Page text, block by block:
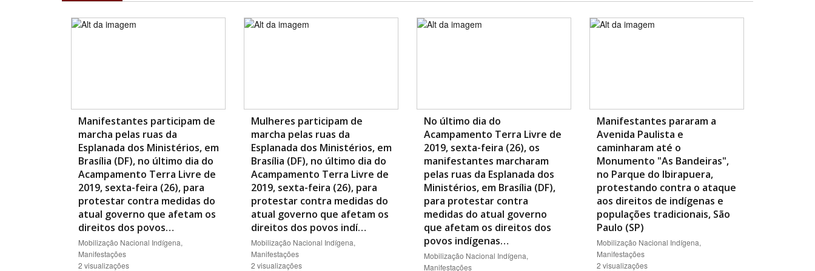
Manifestantes participam de
marcha pelas ruas da
Esplanada dos Ministérios, em
Brasília (DF), no último dia do
Acampamento Terra Livre de
2019, sexta-feira (26), para
protestar contra medidas do
atual governo que afetam os
direitos dos povos…
Mobilização Nacional Indígena,
Manifestações
2 visualizações
Mulheres participam de
marcha pelas ruas da
Esplanada dos Ministérios, em
Brasília (DF), no último dia do
Acampamento Terra Livre de
2019, sexta-feira (26), para
protestar contra medidas do
atual governo que afetam os
direitos dos povos indí…
Mobilização Nacional Indígena,
Manifestações
2 visualizações
No último dia do
Acampamento Terra Livre de
2019, sexta-feira (26), os
manifestantes marcharam
pelas ruas da Esplanada dos
Ministérios, em Brasília (DF),
para protestar contra
medidas do atual governo
que afetam os direitos dos
povos indígenas…
Mobilização Nacional Indígena,
Manifestações
Manifestantes pararam a
Avenida Paulista e
caminharam até o
Monumento "As Bandeiras",
no Parque do Ibirapuera,
protestando contra o ataque
aos direitos de indígenas e
populações tradicionais, São
Paulo (SP)
Mobilização Nacional Indígena,
Manifestações
2 visualizações